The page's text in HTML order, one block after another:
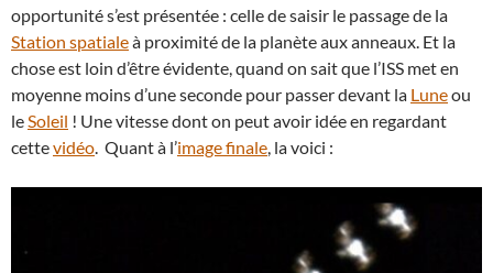
opportunité s’est présentée : celle de saisir le passage de la
Station spatialeà proximité de la planète aux anneaux. Et la
chose est loin d’être évidente, quand on sait que l’ISS met en
moyenne moins d’une seconde pour passer devant la Luneou
leSoleil ! Une vitesse dont on peut avoir idée en regardant
cettevidéo. Quant à l’image finale, la voici :